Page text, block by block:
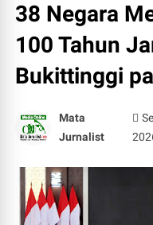
38 Negara
100 Tahun
Bukittinggi
Mata
Jurnalist